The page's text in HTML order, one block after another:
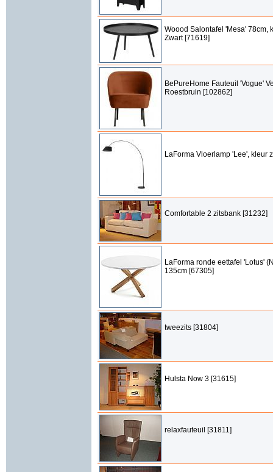
Woood Salontafel 'Mesa' 78cm,
Zwart [71619]
BePureHome Fauteuil 'Vogue'
Roestbruin [102862]
LaForma Vloerlamp 'Lee', kleur
Comfortable 2 zitsbank [31232]
LaForma ronde eettafel 'Lotus'
135cm [67305]
tweezits [31804]
Hulsta Now 3 [31615]
relaxfauteuil [31811]